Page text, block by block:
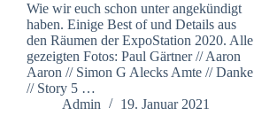
Wie wir euch schon unter angekündigt
haben. Einige Best of und Details aus
den Räumen der ExpoStation 2020. Alle
gezeigten Fotos: Paul Gärtner // Aaron
Aaron // Simon G Alecks Amte // Danke
// Story 5 …
Admin
19. Januar 2021